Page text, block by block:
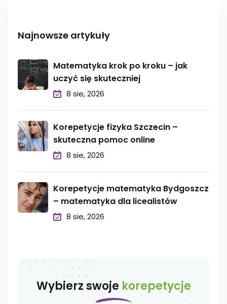
Najnowsze artykuły
Matematyka krok po kroku – jak
uczyć się skuteczniej
8 sie, 2026
Korepetycje fizyka Szczecin –
skuteczna pomoc online
8 sie, 2026
Korepetycje matematyka Bydgoszcz
– matematyka dla licealistów
8 sie, 2026
Wybierz swoje korepetycje